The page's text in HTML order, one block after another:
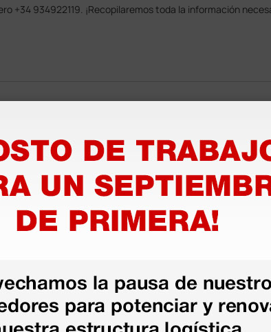
+34 934922119. ¡Recopilaremos toda la información
se alarga.